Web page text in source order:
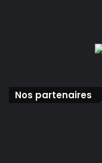
Nos partenaires